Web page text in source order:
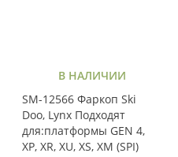
В НАЛИЧИИ
SM-12566 Фаркоп Ski
Doo, Lynx Подходят
для:платформы GEN 4,
XP, XR, XU, XS, XM (SPI)